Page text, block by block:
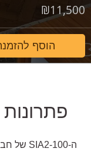
₪11,500
הוסף